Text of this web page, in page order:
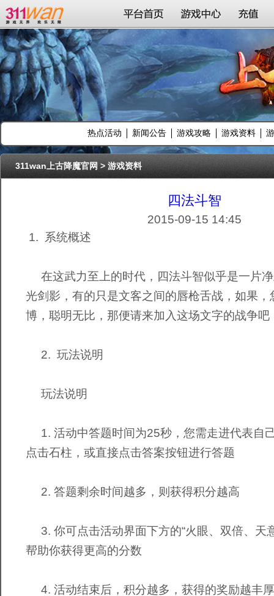
311wan平台 平台首页 游戏中心 充值
热点活动 新闻公告 游戏攻略 游戏资料
311wan上古降魔官网>游戏资料
四法斗智
2015-09-15 14:45
1. 系统概述
在这武力至上的时代，四法斗智似乎是一片
光剑影，有的只是文客之间的唇枪舌战，如果，
博，聪明无比，那便请来加入这场文字的战争吧
2. 玩法说明
玩法说明
1. 活动中答题时间为25秒，您需走进代表自
点击石柱，或直接点击答案按钮进行答题
2. 答题剩余时间越多，则获得积分越高
3. 你可点击活动界面下方的“火眼、双倍、天
帮助你获得更高的分数
4. 活动结束后，积分越多，获得的奖励越丰厚